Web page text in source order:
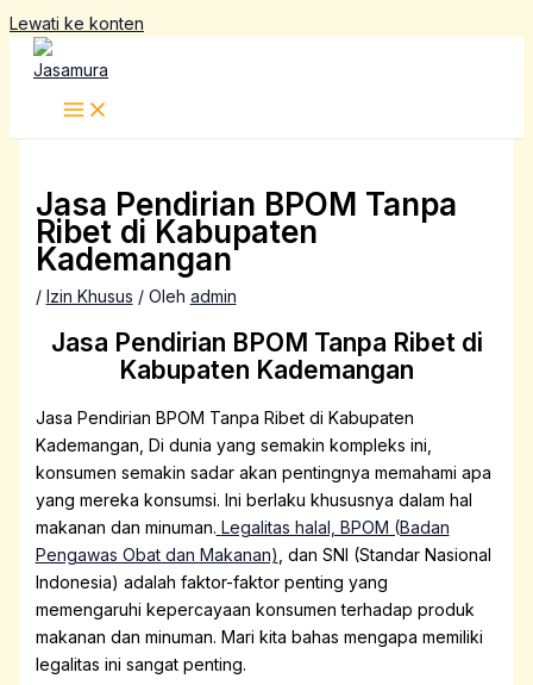
Lewati ke konten
Jasa Pendirian BPOM Tanpa
Ribet di Kabupaten
Kademangan
/ Izin Khusus / Oleh admin
Jasa Pendirian BPOM Tanpa Ribet di
Kabupaten Kademangan
Jasa Pendirian BPOM Tanpa Ribet di Kabupaten
Kademangan, Di dunia yang semakin kompleks ini,
konsumen semakin sadar akan pentingnya memahami apa
yang mereka konsumsi. Ini berlaku khususnya dalam hal
makanan dan minuman. Legalitas halal, BPOM (Badan
Pengawas Obat dan Makanan), dan SNI (Standar Nasional
Indonesia) adalah faktor-faktor penting yang
memengaruhi kepercayaan konsumen terhadap produk
makanan dan minuman. Mari kita bahas mengapa memiliki
legalitas ini sangat penting.